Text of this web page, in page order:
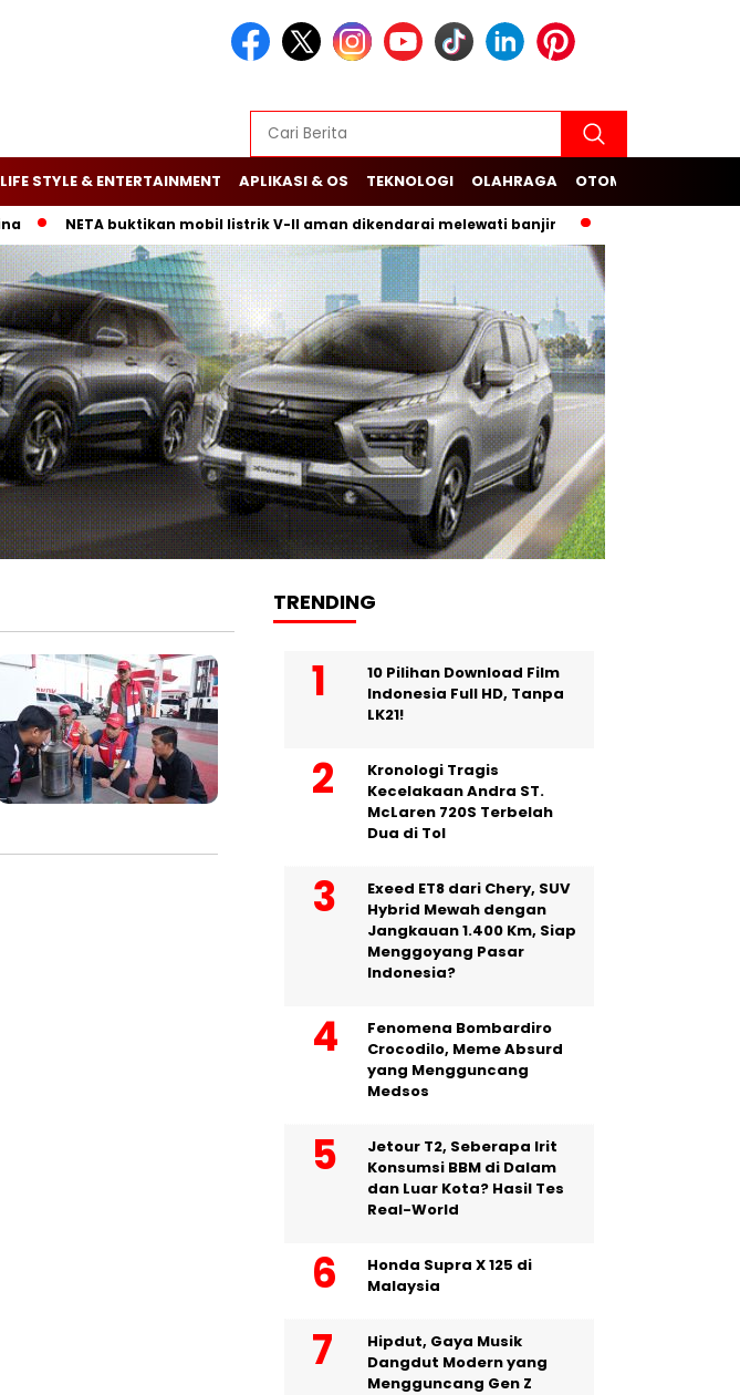
LIFE STYLE & ENTERTAINMENT APLIKASI & OS TEKNOLOGI OLAHRAGA OTOMOTIF
NETA buktikan mobil listrik V-II aman dikendarai melewati banjir Budi Arie Setiadi
TRENDING
10 Pilihan Download Film
Indonesia Full HD, Tanpa
LK21!
Kronologi Tragis
Kecelakaan Andra ST.
McLaren 720S Terbelah
Dua di Tol
Exeed ET8 dari Chery, SUV
Hybrid Mewah dengan
Jangkauan 1.400 Km, Siap
Menggoyang Pasar
Indonesia?
Fenomena Bombardiro
Crocodilo, Meme Absurd
yang Mengguncang
Medsos
Jetour T2, Seberapa Irit
Konsumsi BBM di Dalam
dan Luar Kota? Hasil Tes
Real-World
Honda Supra X 125 di
Malaysia
Hipdut, Gaya Musik
Dangdut Modern yang
Mengguncang Gen Z